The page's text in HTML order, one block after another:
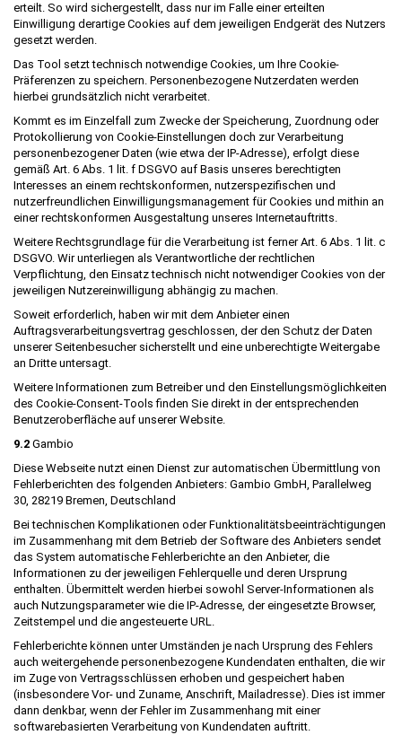
erteilt. So wird sichergestellt, dass nur im Falle einer erteilten
Einwilligung derartige Cookies auf dem jeweiligen Endgerät des Nutzers
gesetzt werden.
Das Tool setzt technisch notwendige Cookies, um Ihre Cookie-
Präferenzen zu speichern. Personenbezogene Nutzerdaten werden
hierbei grundsätzlich nicht verarbeitet.
Kommt es im Einzelfall zum Zwecke der Speicherung, Zuordnung oder
Protokollierung von Cookie-Einstellungen doch zur Verarbeitung
personenbezogener Daten (wie etwa der IP-Adresse), erfolgt diese
gemäß Art. 6 Abs. 1 lit. f DSGVO auf Basis unseres berechtigten
Interesses an einem rechtskonformen, nutzerspezifischen und
nutzerfreundlichen Einwilligungsmanagement für Cookies und mithin an
einer rechtskonformen Ausgestaltung unseres Internetauftritts.
Weitere Rechtsgrundlage für die Verarbeitung ist ferner Art. 6 Abs. 1 lit. c
DSGVO. Wir unterliegen als Verantwortliche der rechtlichen
Verpflichtung, den Einsatz technisch nicht notwendiger Cookies von der
jeweiligen Nutzereinwilligung abhängig zu machen.
Soweit erforderlich, haben wir mit dem Anbieter einen
Auftragsverarbeitungsvertrag geschlossen, der den Schutz der Daten
unserer Seitenbesucher sicherstellt und eine unberechtigte Weitergabe
an Dritte untersagt.
Weitere Informationen zum Betreiber und den Einstellungsmöglichkeiten
des Cookie-Consent-Tools finden Sie direkt in der entsprechenden
Benutzeroberfläche auf unserer Website.
9.2 Gambio
Diese Webseite nutzt einen Dienst zur automatischen Übermittlung von
Fehlerberichten des folgenden Anbieters: Gambio GmbH, Parallelweg
30, 28219 Bremen, Deutschland
Bei technischen Komplikationen oder Funktionalitätsbeeinträchtigungen
im Zusammenhang mit dem Betrieb der Software des Anbieters sendet
das System automatische Fehlerberichte an den Anbieter, die
Informationen zu der jeweiligen Fehlerquelle und deren Ursprung
enthalten. Übermittelt werden hierbei sowohl Server-Informationen als
auch Nutzungsparameter wie die IP-Adresse, der eingesetzte Browser,
Zeitstempel und die angesteuerte URL.
Fehlerberichte können unter Umständen je nach Ursprung des Fehlers
auch weitergehende personenbezogene Kundendaten enthalten, die wir
im Zuge von Vertragsschlüssen erhoben und gespeichert haben
(insbesondere Vor- und Zuname, Anschrift, Mailadresse). Dies ist immer
dann denkbar, wenn der Fehler im Zusammenhang mit einer
softwarebasierten Verarbeitung von Kundendaten auftritt.